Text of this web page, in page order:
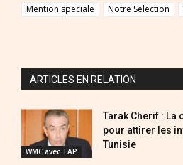
Mention speciale
Notre Selection
ARTICLES EN RELATION
WMC avec TAP
Tarak Cherif : La
pour attirer les
Tunisie